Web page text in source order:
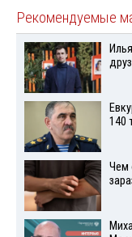
Рекомендуемые
140
Чем